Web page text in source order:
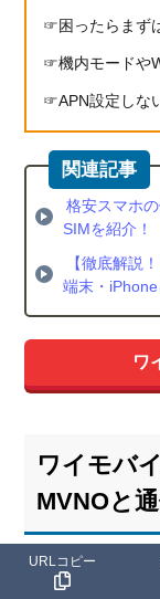
困ったらまず
機内モードや
APN設定しな
格安スマホ
SIMを紹介！
【徹底解説
端末・iPhone
ワ
ワイモバ
MVNOと
URLコピー